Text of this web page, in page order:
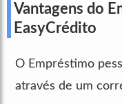
Vantagens do
EasyCrédito
O Empréstimo
através de um